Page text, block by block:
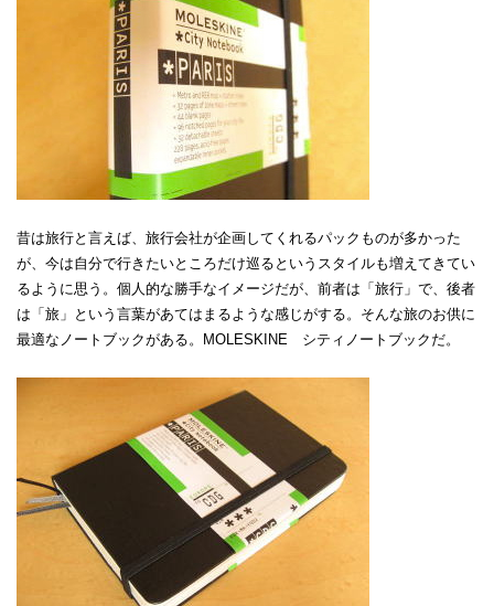
昔は旅行と言えば、旅行会社が企画してくれるパックものが多かった
が、今は自分で行きたいところだけ巡るというスタイルも増えてきてい
るように思う。個人的な勝手なイメージだが、前者は「旅行」で、後者
は「旅」という言葉があてはまるような感じがする。そんな旅のお供に
最適なノートブックがある。MOLESKINE シティノートブックだ。